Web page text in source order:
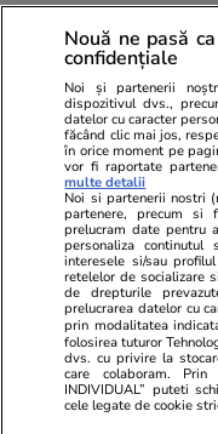
firme cu relații
digitalizează
România. Carlo
Negrescu și Frank
implicați în
platformelor” de
Știri România
Tragerile loto din
Report de peste
de euro la Loto 6
categoria I
Nouă ne pasă
confidențiale
Noi și partenerii
dispozitivul dvs.,
datelor cu caracter
făcând clic mai jos,
în orice moment pe
vor fi raportate
multe detalii
Noi si partenerii nostri
partenere, precum si
prelucram date pentru
personaliza
interesele si/sau
retelelor de socializare
de drepturile
prelucrarea datelor cu
prin modalitatea
folosirea tuturor
dvs. cu privire la
care colaboram. Prin
INDIVIDUAL” puteti
cele legate de cookie